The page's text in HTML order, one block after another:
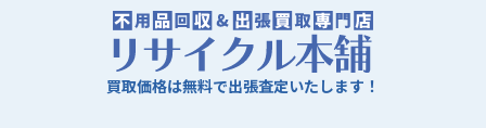
買取価格は無料で出張査定いたします！